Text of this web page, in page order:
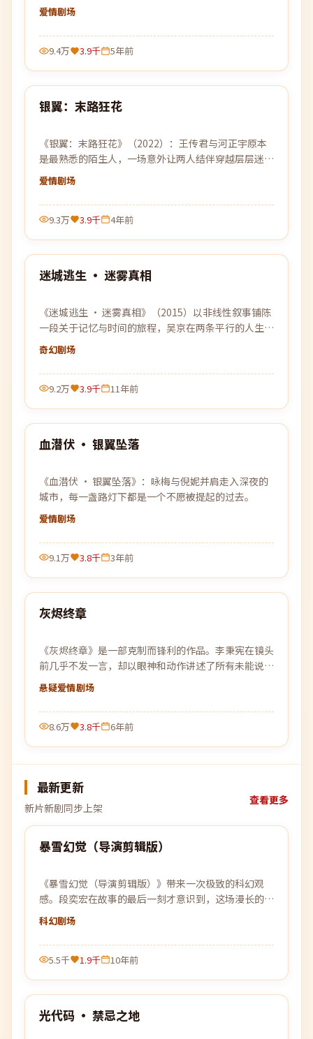
平凡的日常。
爱情剧场
9.4万 3.9千 5年前
热门
94:01
银翼：末路狂花
《银翼：末路狂花》（2022）：王传君与河正宇原本
是最熟悉的陌生人，一场意外让两人结伴穿越层层迷
雾，去寻找彼此的答案。
爱情剧场
9.3万 3.9千 4年前
热门
99:26
迷城逃生 · 迷雾真相
《迷城逃生 · 迷雾真相》（2015）以非线性叙事铺陈
一段关于记忆与时间的旅程，吴京在两条平行的人生轨
迹中寻找自我的答案。
奇幻剧场
9.2万 3.9千 11年前
热门
99:04
血潜伏 · 银翼坠落
《血潜伏 · 银翼坠落》：咏梅与倪妮并肩走入深夜的
城市，每一盏路灯下都是一个不愿被提起的过去。
爱情剧场
9.1万 3.8千 3年前
热门
灰烬终章
《灰烬终章》是一部克制而锋利的作品。李秉宪在镜头
前几乎不发一言，却以眼神和动作讲述了所有未能说出
口的故事。
悬疑爱情剧场
8.6万 3.8千 6年前
最新更新
新片新剧同步上架
查看更多
最新
99:51
暴雪幻觉（导演剪辑版）
《暴雪幻觉（导演剪辑版）》带来一次极致的科幻观
感。段奕宏在故事的最后一刻才意识到，这场漫长的追
逐，原本就是为自己设下的一个局。
科幻剧场
5.5千 1.9千 10年前
最新
光代码 · 禁忌之地